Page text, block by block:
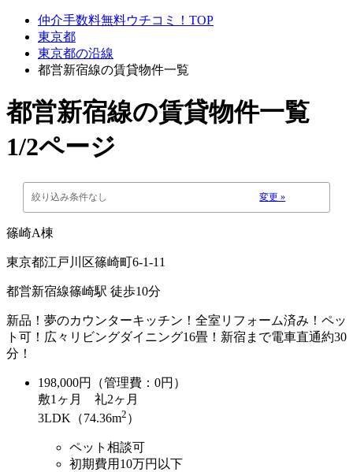
仲介手数料無料ウチコミ！TOP
東京都
東京都の沿線
都営新宿線の賃貸物件一覧
都営新宿線の賃貸物件一覧
1/2ページ
絞り込み条件なし 変更 »
篠崎A棟
東京都江戸川区篠崎町6-1-11
都営新宿線篠崎駅 徒歩10分
新品！夢のカウンターキッチン！全室リフォーム済み！ペッ
ト可！広々リビングダイニング16畳！新宿まで電車直通約30
分！
198,000円（管理費：0円）
敷1ヶ月 礼2ヶ月
3LDK（74.36m2 ）
ペット相談可
初期費用10万円以下